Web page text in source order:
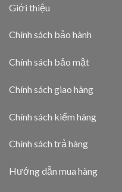
Giới thiệu
Chính sách bảo hành
Chính sách bảo mật
Chính sách giao hàng
Chính sách kiểm hàng
Chính sách trả hàng
Hướng dẫn mua hàng